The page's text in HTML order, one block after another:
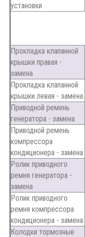
установки
Прокладка клапанной
крышки правая -
замена
Прокладка клапанной
крышки левая - замена
Приводной ремень
генератора - замена
Приводной ремень
компрессора
кондиционера - замена
Ролик приводного
ремня генератора -
замена
Ролик приводного
ремня компрессора
кондиционера - замена
Колодки тормозные